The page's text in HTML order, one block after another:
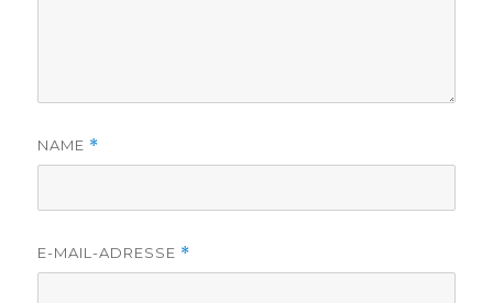
NAME *
E-MAIL-ADRESSE *